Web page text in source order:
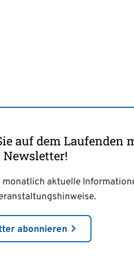
auf dem Laufenden
Newsletter!
monatlich aktuelle
abonnieren